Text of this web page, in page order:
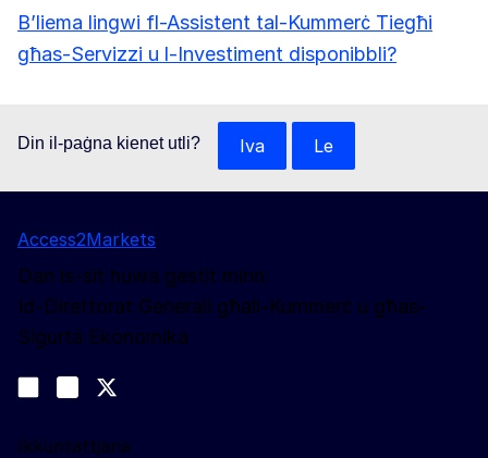
B’liema lingwi fl-Assistent tal-Kummerċ Tiegħi
għas-Servizzi u l-Investiment disponibbli?
Din il-paġna kienet utli? Iva Le
Access2Markets
Dan is-sit huwa ġestit minn:
Id-Direttorat Ġenerali għall-Kummerċ u għas-
Sigurtà Ekonomika
Join us on LinkedIn
Trade-Off podcast
Ikkuntattjana